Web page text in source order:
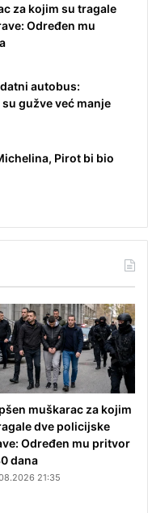
za kojim su tragale
Određen mu
autobus:
gužve već manje
Pirot bi bio
muškarac za kojim
dve policijske
Određen mu pritvor
dana
21:35